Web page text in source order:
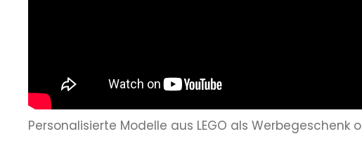
Personalisierte Modelle aus LEGO als Werbegeschenk